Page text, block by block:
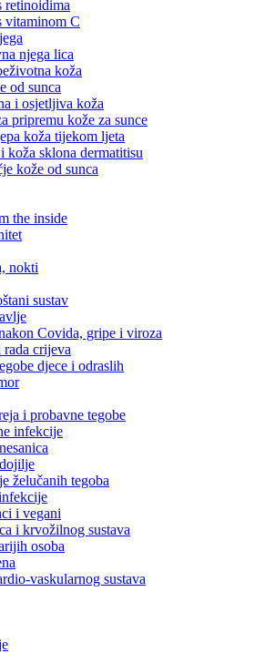
retinoidima
vitaminom C
njega lica
koža
od sunca
i osjetljiva koža
pripremu kože za sunce
koža tijekom ljeta
koža sklona dermatitisu
kože od sunca
the inside
nokti
sustav
Covida, gripe i viroza
rada crijeva
djece i odraslih
i probavne tegobe
infekcije
želučanih tegoba
i vegani
i krvožilnog sustava
osoba
vaskularnog sustava